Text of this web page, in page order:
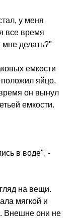
у меня
все время
делать?"
емкости
положил яйцо,
он вынул
емкости.
в воде", -
на вещи.
мягкой и
Внешне они не